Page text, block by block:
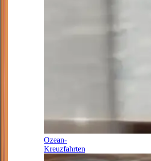
Ozean-
Kreuzfahrten